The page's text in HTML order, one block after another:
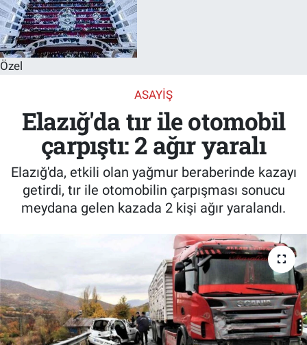
Özel
ASAYIŞ
Elazığ'da tır ile otomobil
çarpıştı: 2 ağır yaralı
Elazığ'da, etkili olan yağmur beraberinde kazayı
getirdi, tır ile otomobilin çarpışması sonucu
meydana gelen kazada 2 kişi ağır yaralandı.